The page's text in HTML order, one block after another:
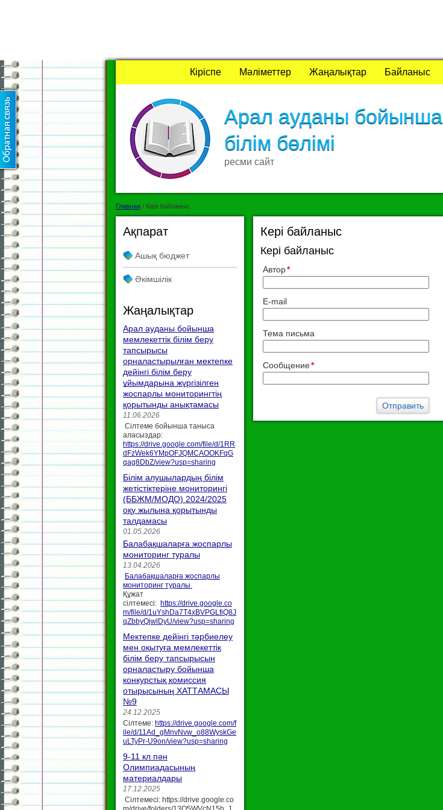
Кіріспе Мәліметтер Жаңалықтар Байланыс
Арал ауданы бойынша
білім бөлімі
ресми сайт
Главная / Кері байланыс
Ақпарат
Ашық бюджет
Әкімшілік
Жаңалықтар
Арал ауданы бойынша
мемлекеттік білім беру
тапсырысы
орналастырылған мектепке
дейінгі білім беру
ұйымдарына жүргізілген
жоспарлы мониторингтің
қорытынды анықтамасы
11.06.2026
Сілтеме бойынша таныса
аласыздар:
https://drive.google.com/file/d/1RR
dFzWek6YMpOFJQMCAOOKFqG
qag8DbZ/view?usp=sharing
Білім алушылардың білім
жетістіктеріне мониторингі
(ББЖМ/МОДО) 2024/2025
оқу жылына қорытынды
талдамасы
01.05.2026
Балабақшаларға жоспарлы
мониторинг туралы
13.04.2026
Балабақшаларға жоспарлы
мониторинг туралы
Құжат
сілтемесі: https://drive.google.co
m/file/d/1uYshDa7T4xBVPGLfiQ8J
qZbbyQjwlDyU/view?usp=sharing
Мектепке дейінгі тәрбиелеу
мен оқытуға мемлекеттік
білім беру тапсырысын
орналастыру бойынша
конкурстық комиссия
отырысының ХАТТАМАСЫ
№9
24.12.2025
Сілтеме: https://drive.google.com/f
ile/d/11Ad_gMnvNvw_o88WyskGe
uLTyPr-U9on/view?usp=sharing
9-11 кл пән
Олимпиадасының
материалдары
17.12.2025
Сілтемесі: https://drive.google.co
Кері байланыс
Кері байланыс
Автор*
E-mail
Тема письма
Сообщение*